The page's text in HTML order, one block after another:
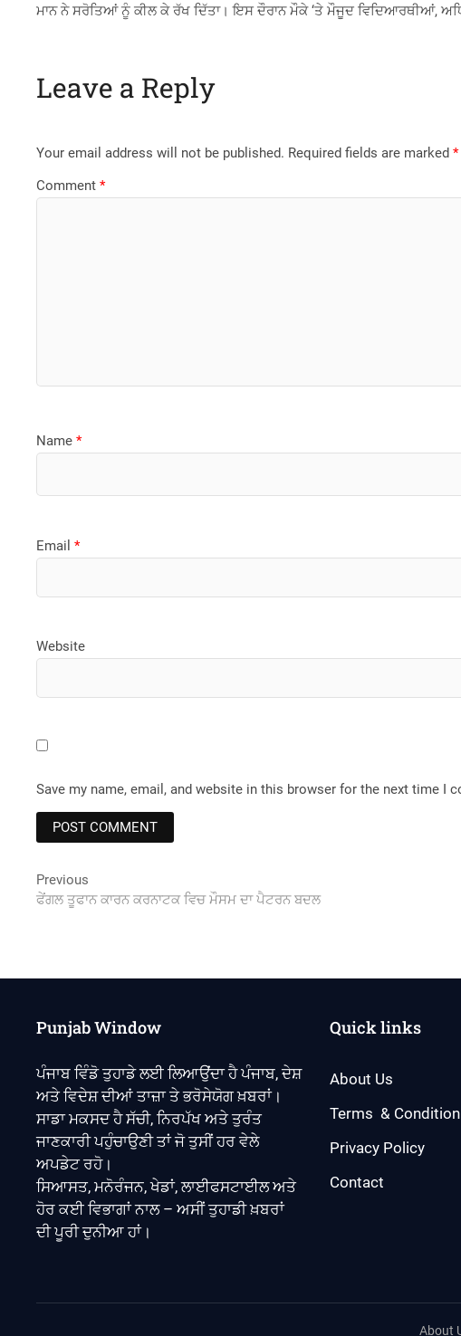
ਮਾਨ ਨੇ ਸਰੋਤਿਆਂ ਨੂੰ ਕੀਲ ਕੇ ਰੱਖ ਦਿੱਤਾ। ਇਸ ਦੌਰਾਨ ਮੌਕੇ ‘ਤੇ ਮੌਜੂਦ ਵਿਦਿਆਰਥੀਆਂ,
Leave a Reply
Your email address will not be published. Required fields are marked*
Comment*
Name*
Email*
Website
Save my name, email, and website in this browser for the next time I
Post
navigation
Previous
post:
ਫੇਂਗਲ ਤੂਫਾਨ ਕਾਰਨ ਕਰਨਾਟਕ ਵਿਚ ਮੌਸਮ ਦਾ ਪੈਟਰਨ ਬਦਲ
Punjab Window
ਪੰਜਾਬ ਵਿੰਡੋ ਤੁਹਾਡੇ ਲਈ ਲਿਆਉਂਦਾ ਹੈ ਪੰਜਾਬ, ਦੇਸ਼
ਅਤੇ ਵਿਦੇਸ਼ ਦੀਆਂ ਤਾਜ਼ਾ ਤੇ ਭਰੋਸੇਯੋਗ ਖ਼ਬਰਾਂ।
ਸਾਡਾ ਮਕਸਦ ਹੈ ਸੱਚੀ, ਨਿਰਪੱਖ ਅਤੇ ਤੁਰੰਤ
ਜਾਣਕਾਰੀ ਪਹੁੰਚਾਉਣੀ ਤਾਂ ਜੋ ਤੁਸੀਂ ਹਰ ਵੇਲੇ
ਅਪਡੇਟ ਰਹੋ।
ਸਿਆਸਤ, ਮਨੋਰੰਜਨ, ਖੇਡਾਂ, ਲਾਈਫਸਟਾਈਲ ਅਤੇ
ਹੋਰ ਕਈ ਵਿਭਾਗਾਂ ਨਾਲ – ਅਸੀਂ ਤੁਹਾਡੀ ਖ਼ਬਰਾਂ
ਦੀ ਪੂਰੀ ਦੁਨੀਆ ਹਾਂ।
Quick links
About Us
Terms & Condition
Privacy Policy
Contact
About